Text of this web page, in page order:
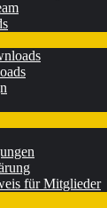
für Mitglieder